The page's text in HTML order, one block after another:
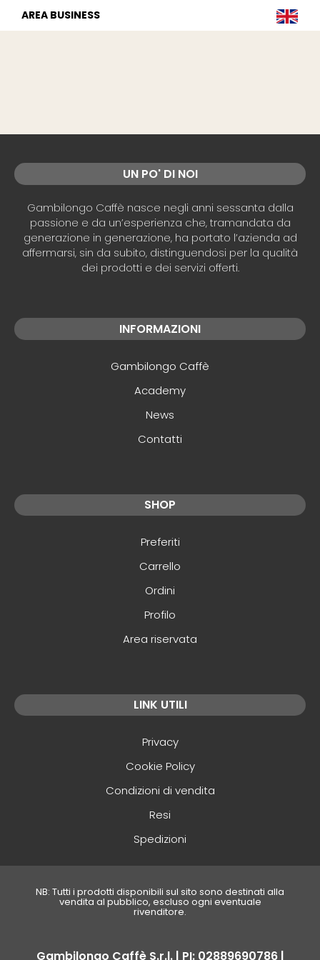
AREA BUSINESS
UN PO' DI NOI
Gambilongo Caffè nasce negli anni sessanta dalla
passione e da un’esperienza che, tramandata da
generazione in generazione, ha portato l’azienda ad
affermarsi, sin da subito, distinguendosi per la qualità
dei prodotti e dei servizi offerti.
INFORMAZIONI
Gambilongo Caffè
Academy
News
Contatti
SHOP
Preferiti
Carrello
Ordini
Profilo
Area riservata
LINK UTILI
Privacy
Cookie Policy
Condizioni di vendita
Resi
Spedizioni
NB: Tutti i prodotti disponibili sul sito sono destinati alla
vendita al pubblico, escluso ogni eventuale
rivenditore.
Gambilongo Caffè S.r.l. | PI: 02889690786 |